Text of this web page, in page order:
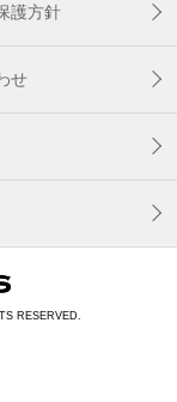
護方針
せ
RESERVED.